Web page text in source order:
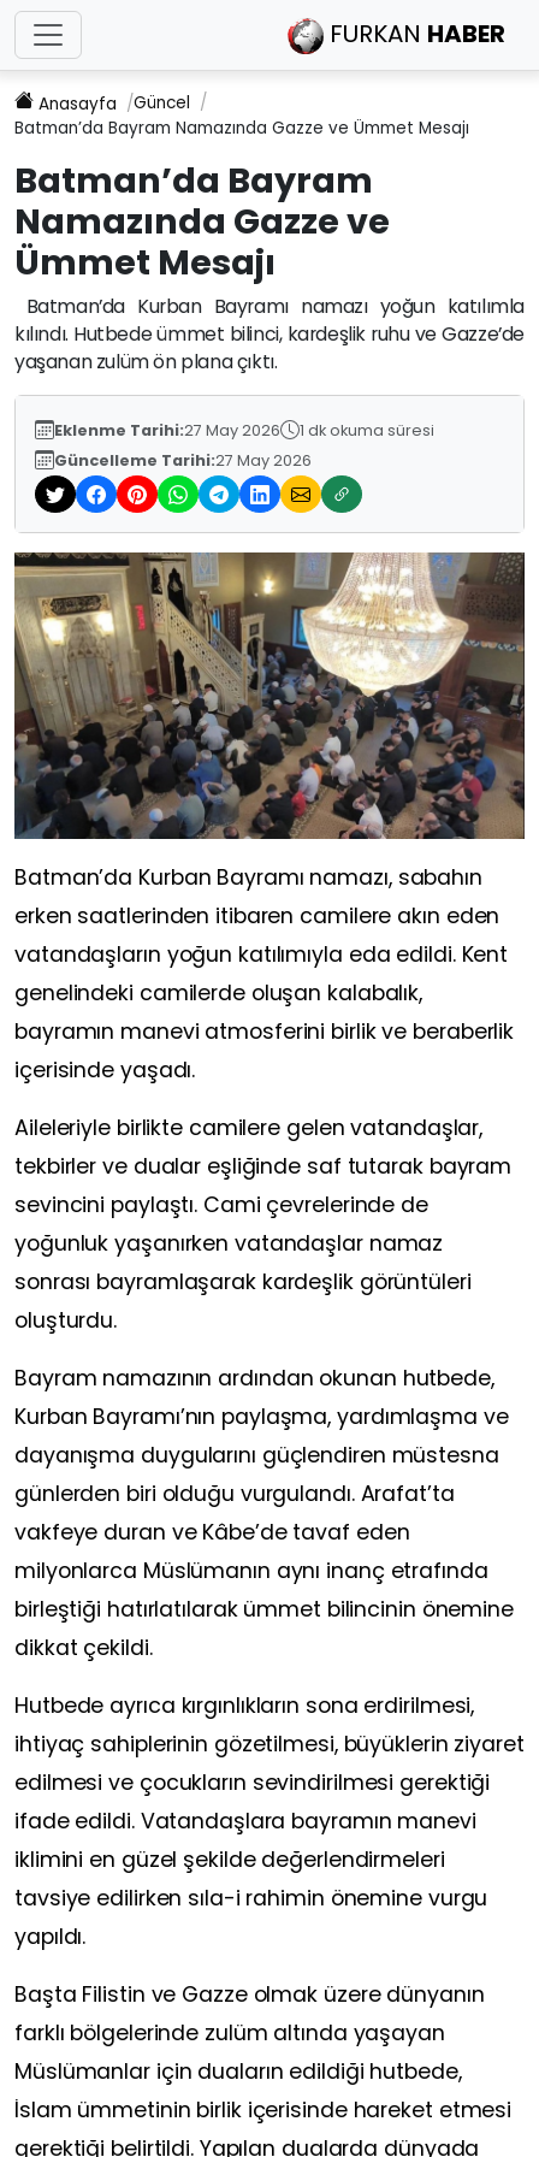
FURKAN HABER
Anasayfa
Güncel
Batman’da Bayram Namazında Gazze ve Ümmet Mesajı
Batman’da Bayram
Namazında Gazze ve
Ümmet Mesajı
Batman’da Kurban Bayramı namazı yoğun katılımla
kılındı. Hutbede ümmet bilinci, kardeşlik ruhu ve Gazze’de
yaşanan zulüm ön plana çıktı.
Eklenme Tarihi:27 May 2026
1 dk okuma süresi
Güncelleme Tarihi:27 May 2026
Batman’da Kurban Bayramı namazı, sabahın
erken saatlerinden itibaren camilere akın eden
vatandaşların yoğun katılımıyla eda edildi. Kent
genelindeki camilerde oluşan kalabalık,
bayramın manevi atmosferini birlik ve beraberlik
içerisinde yaşadı.
Aileleriyle birlikte camilere gelen vatandaşlar,
tekbirler ve dualar eşliğinde saf tutarak bayram
sevincini paylaştı. Cami çevrelerinde de
yoğunluk yaşanırken vatandaşlar namaz
sonrası bayramlaşarak kardeşlik görüntüleri
oluşturdu.
Bayram namazının ardından okunan hutbede,
Kurban Bayramı’nın paylaşma, yardımlaşma ve
dayanışma duygularını güçlendiren müstesna
günlerden biri olduğu vurgulandı. Arafat’ta
vakfeye duran ve Kâbe’de tavaf eden
milyonlarca Müslümanın aynı inanç etrafında
birleştiği hatırlatılarak ümmet bilincinin önemine
dikkat çekildi.
Hutbede ayrıca kırgınlıkların sona erdirilmesi,
ihtiyaç sahiplerinin gözetilmesi, büyüklerin ziyaret
edilmesi ve çocukların sevindirilmesi gerektiği
ifade edildi. Vatandaşlara bayramın manevi
iklimini en güzel şekilde değerlendirmeleri
tavsiye edilirken sıla-i rahimin önemine vurgu
yapıldı.
Başta Filistin ve Gazze olmak üzere dünyanın
farklı bölgelerinde zulüm altında yaşayan
Müslümanlar için duaların edildiği hutbede,
İslam ümmetinin birlik içerisinde hareket etmesi
gerektiği belirtildi. Yapılan dualarda dünyada